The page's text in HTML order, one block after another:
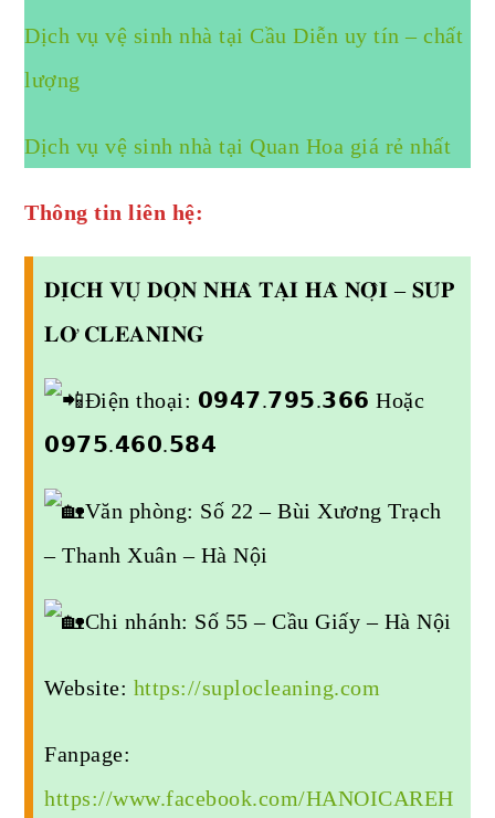
Dịch vụ vệ sinh nhà tại Cầu Diễn uy tín – chất
lượng
Dịch vụ vệ sinh nhà tại Quan Hoa giá rẻ nhất
Thông tin liên hệ:
𝐃𝐈̣𝐂𝐇 𝐕𝐔̣ 𝐃𝐎̣𝐍 𝐍𝐇𝐀̀ 𝐓𝐀̣𝐈 𝐇𝐀̀ 𝐍𝐎̣̂𝐈 – 𝐒𝐔́𝐏
𝐋𝐎̛ 𝐂𝐋𝐄𝐀𝐍𝐈𝐍𝐆
Điện thoại: 𝟬𝟵𝟰𝟳.𝟳𝟵𝟱.𝟯𝟲𝟲 Hoặc
𝟬𝟵𝟳𝟱.𝟰𝟲𝟬.𝟱𝟴𝟰
Văn phòng: Số 22 – Bùi Xương Trạch
– Thanh Xuân – Hà Nội
Chi nhánh: Số 55 – Cầu Giấy – Hà Nội
Website: https://suplocleaning.com
Fanpage:
https://www.facebook.com/HANOICAREH